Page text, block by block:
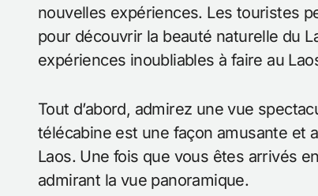
nouvelles expériences. Les touristes
pour découvrir la beauté naturelle du
expériences inoubliables à faire au
Tout d’abord, admirez une vue
télécabine est une façon amusante et
Laos. Une fois que vous êtes arrivés
admirant la vue panoramique.